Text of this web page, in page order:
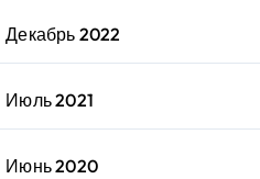
Декабрь 2022
Июль 2021
Июнь 2020